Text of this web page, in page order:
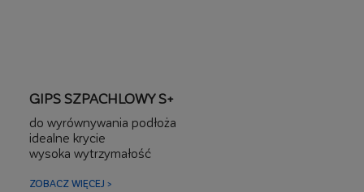
GIPS SZPACHLOWY S+
do wyrównywania podłoża
idealne krycie
wysoka wytrzymałość
ZOBACZ WIĘCEJ >